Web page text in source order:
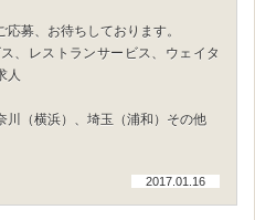
募、お待ちしております。
、レストランサービス、ウェイタ
人
（横浜）、埼玉（浦和）その他
2017.01.16